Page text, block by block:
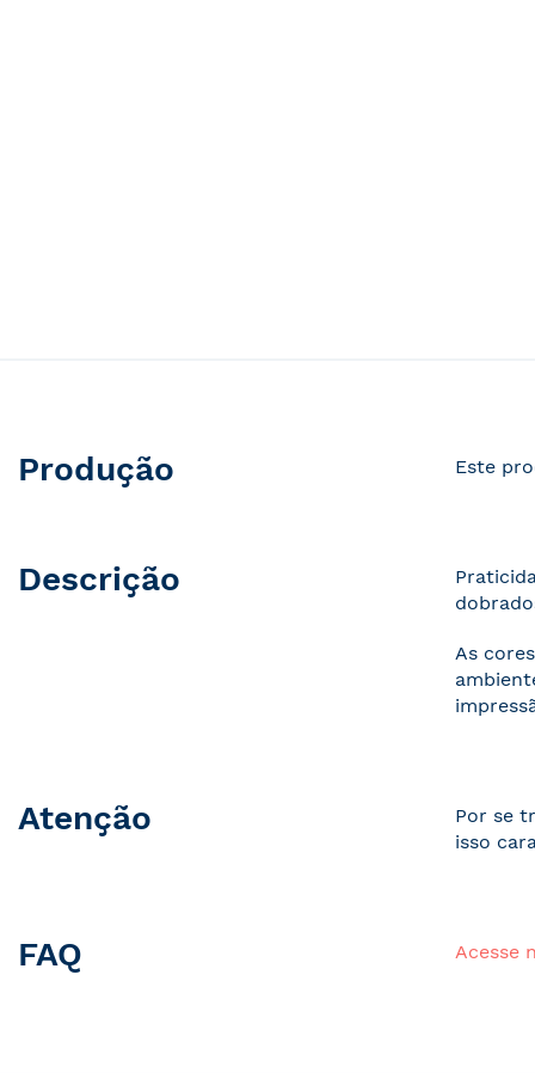
Produção Este
Descrição
As
Atenção
Por se
isso
FAQ Acesse